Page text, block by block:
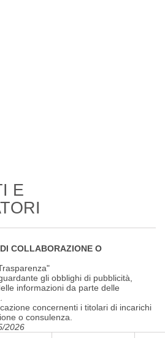
E
COLLABORAZIONE O
gli obblighi di pubblicità,
informazioni da parte delle
concernenti i titolari di incarichi
o consulenza.
2026